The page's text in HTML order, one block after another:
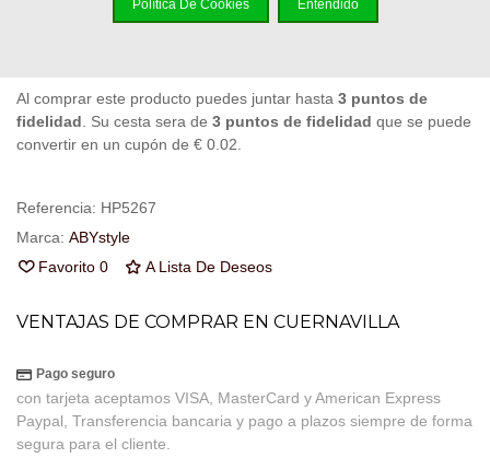
Al comprar este producto puedes juntar hasta 3 puntos de
fidelidad . Su cesta sera de 3 puntos de fidelidad que se puede
convertir en un cupón de € 0.02
Referencia: HP5267
Marca: ABYstyle
Favorito 0 A Lista De Deseos
VENTAJAS DE COMPRAR EN CUERNAVILLA
Pago seguro
con tarjeta aceptamos VISA, MasterCard y American Express
Paypal, Transferencia bancaria y pago a plazos siempre de forma
segura para el cliente.
Política De Cookies Entendido